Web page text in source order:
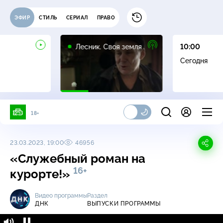
ЭФИР СТИЛЬ СЕРИАЛ ПРАВО
Лесник. Своя земля
16+
10:00
Сегодня
18+
23.03.2023, 19:00 46956
«Служебный роман на
курорте!» 16+
Видео программы
ДНК
Раздел
ВЫПУСКИ ПРОГРАММЫ